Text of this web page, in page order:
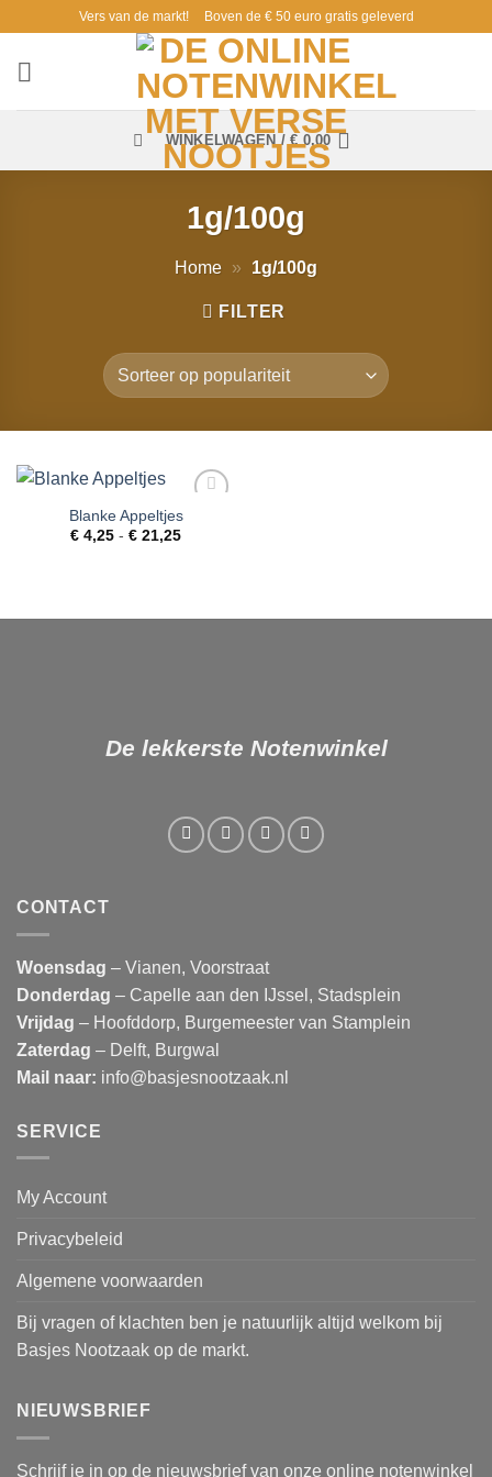
inhoud
Vers van de markt! Boven de € 50 euro gratis geleverd
WINKELWAGEN /€ 0,00
1g/100g
Home » 1g/100g
FILTER
Toevoegen
aan
Blanke Appeltjes
€ 4,25 - € 21,25Prijsklasse:
De lekkerste Notenwinkel
CONTACT
Woensdag – Vianen, Voorstraat
Donderdag – Capelle aan den IJssel, Stadsplein
Vrijdag – Hoofddorp, Burgemeester van Stamplein
Zaterdag – Delft, Burgwal
Mail naar: info@basjesnootzaak.nl
SERVICE
My Account
Privacybeleid
Algemene voorwaarden
Bij vragen of klachten ben je natuurlijk altijd welkom bij
Basjes Nootzaak op de markt.
NIEUWSBRIEF
Schrijf je in op de nieuwsbrief van onze online notenwinkel